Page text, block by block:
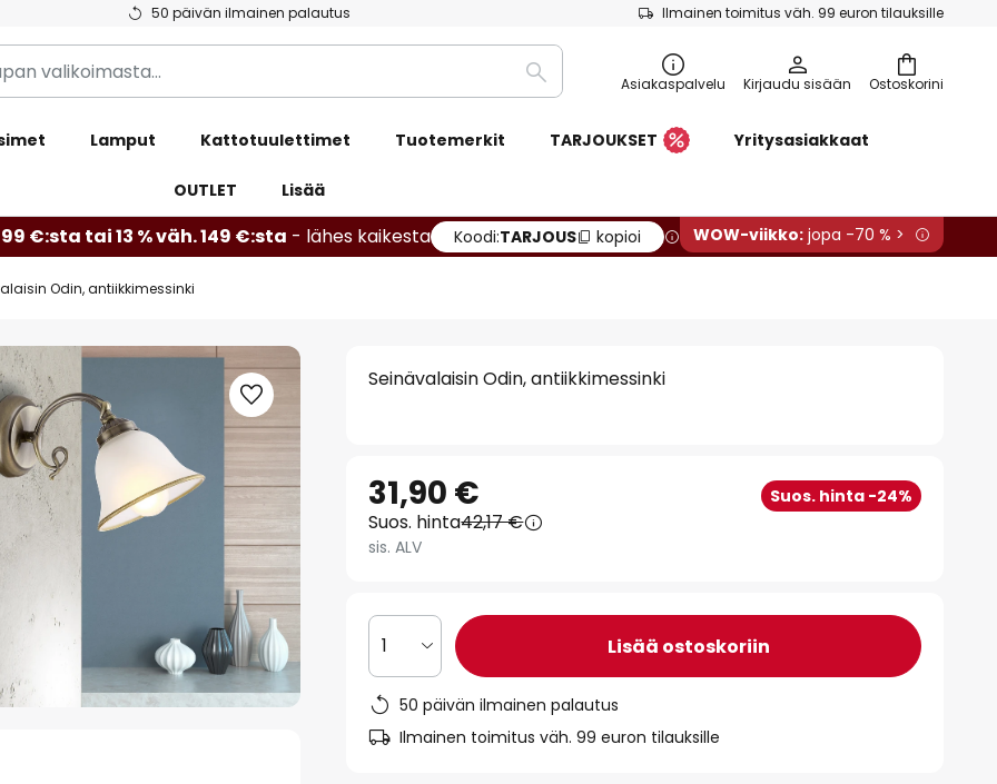
50 päivän ilmainen palautus Ilmainen toimitus väh. 99 euron tilauksille
Ostoskorini
Etsi Asiakaspalvelu Kirjaudu sisään
Lamput Kattotuulettimet Tuotemerkit TARJOUKSET Yritysasiakkaat
OUTLET Lisää
€:sta tai 13 % väh. 149 €:sta - lähes kaikesta Koodi:TARJOUS kopioi WOW-viikko: jopa -70 % >
Odin, antiikkimessinki
Seinävalaisin Odin, antiikkimessinki
31,90 € Suos. hinta -24%
Suos. hinta42,17 €
sis. ALV
1 Lisää ostoskoriin
50 päivän ilmainen palautus
Ilmainen toimitus väh. 99 euron tilauksille